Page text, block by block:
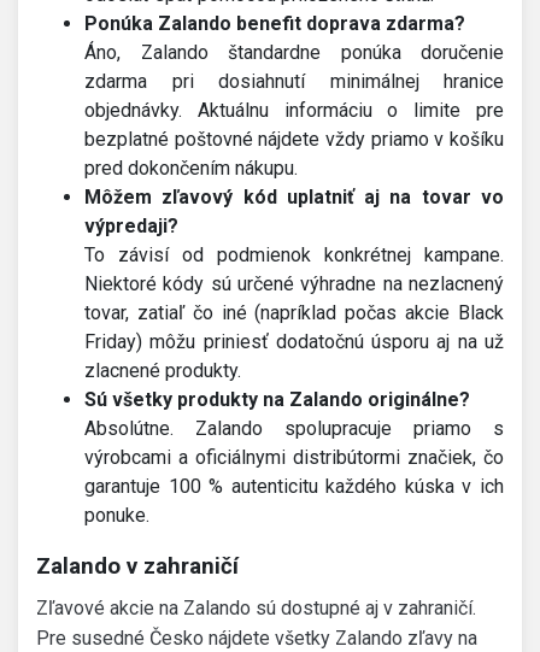
Ponúka Zalando benefit doprava zdarma?
Áno, Zalando štandardne ponúka doručenie
zdarma pri dosiahnutí minimálnej hranice
objednávky. Aktuálnu informáciu o limite pre
bezplatné poštovné nájdete vždy priamo v košíku
pred dokončením nákupu.
Môžem zľavový kód uplatniť aj na tovar vo
výpredaji?
To závisí od podmienok konkrétnej kampane.
Niektoré kódy sú určené výhradne na nezlacnený
tovar, zatiaľ čo iné (napríklad počas akcie Black
Friday) môžu priniesť dodatočnú úsporu aj na už
zlacnené produkty.
Sú všetky produkty na Zalando originálne?
Absolútne. Zalando spolupracuje priamo s
výrobcami a oficiálnymi distribútormi značiek, čo
garantuje 100 % autenticitu každého kúska v ich
ponuke.
Zalando v zahraničí
Zľavové akcie na Zalando sú dostupné aj v zahraničí.
Pre susedné Česko nájdete všetky Zalando zľavy na